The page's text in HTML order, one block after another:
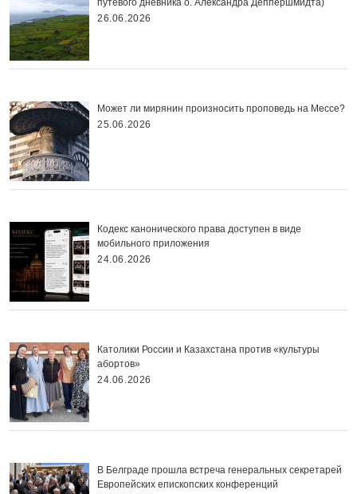
путевого дневника о. Александра Деппершмидта)
26.06.2026
Может ли мирянин произносить проповедь на Мессе?
25.06.2026
Кодекс канонического права доступен в виде
мобильного приложения
24.06.2026
Католики России и Казахстана против «культуры
абортов»
24.06.2026
В Белграде прошла встреча генеральных секретарей
Европейских епископских конференций